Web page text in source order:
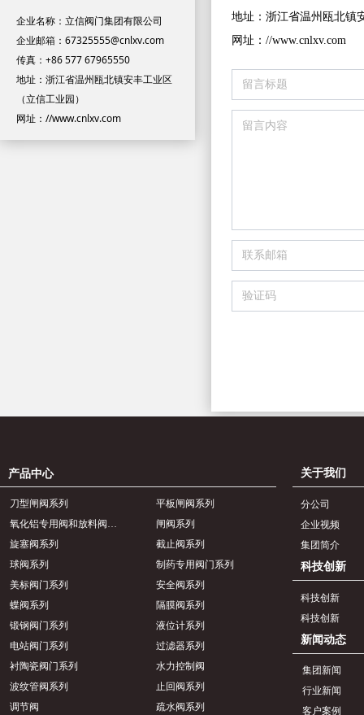
地址：浙江省温州瓯北镇
网址：//www.cnlxv.com
企业名称：立信阀门集团有限公司
企业邮箱：67325555@cnlxv.com
传真：+86 577 67965550
地址：浙江省温州瓯北镇安丰工业区
（立信工业园）
网址：//www.cnlxv.com
刀型闸阀系列
氧化铝专用阀和放料阀系列
旋塞阀系列
球阀系列
美标阀门系列
蝶阀系列
锻钢阀门系列
电站阀门系列
衬陶瓷阀门系列
波纹管阀系列
调节阀
科技创新
科技创新
分公司
企业视频
集团简介
平板闸阀系列
闸阀系列
截止阀系列
制药专用阀门系列
安全阀系列
隔膜阀系列
液位计系列
过滤器系列
水力控制阀
止回阀系列
疏水阀系列
集团新闻
行业新闻
客户案例
产品中心 关于我们
科技创新
新闻动态